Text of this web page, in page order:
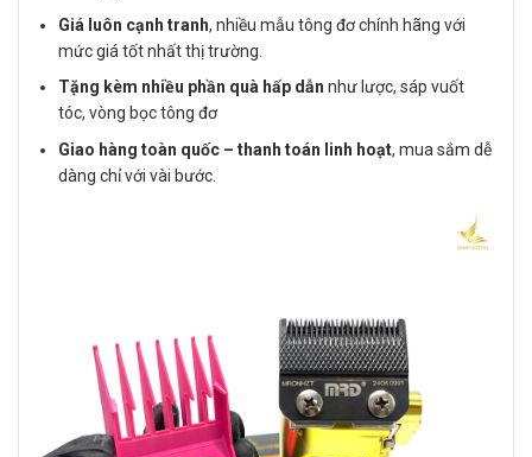
Giá luôn cạnh tranh, nhiều mẫu tông đơ chính hãng với
mức giá tốt nhất thị trường.
Tặng kèm nhiều phần quà hấp dẫn như lược, sáp vuốt
tóc, vòng bọc tông đơ
Giao hàng toàn quốc – thanh toán linh hoạt, mua sắm dễ
dàng chỉ với vài bước.